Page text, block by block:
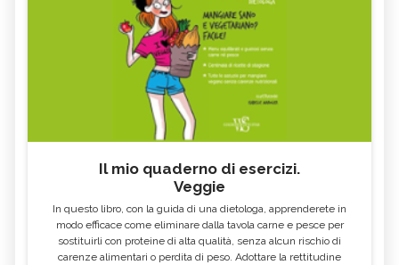
Il mio quaderno di esercizi.
Veggie
In questo libro, con la guida di una dietologa, apprenderete in
modo efficace come eliminare dalla tavola carne e pesce per
sostituirli con proteine di alta qualità, senza alcun rischio di
carenze alimentari o perdita di peso. Adottare la rettitudine